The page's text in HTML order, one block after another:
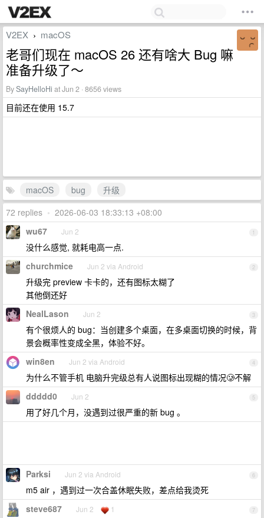
V2EX › macOS
老哥们现在 macOS 26 还有啥大 Bug 嘛
准备升级了～
BySayHelloHi at Jun 2 · 8656 views
目前还在使用 15.7
macOS bug
升级
72 replies • 2026-06-03 18:33:13 +08:00
1
wu67 Jun 2
没什么感觉, 就耗电高一点.
2
churchmice Jun 2 via Android
升级完 preview 卡卡的，还有图标太糊了
其他倒还好
3
NealLason Jun 2
有个很烦人的 bug：当创建多个桌面，在多桌面切换的时候，背
景会概率性变成全黑，体验不好。
4
win8en Jun 2 via Android
为什么不管手机 电脑升完级总有人说图标出现糊的情况🥲不解
5
ddddd0 Jun 2
用了好几个月，没遇到过很严重的新 bug 。
6
Parksi Jun 2 via Android
m5 air ，遇到过一次合盖休眠失败，差点给我烫死
7
steve687 Jun 2 1